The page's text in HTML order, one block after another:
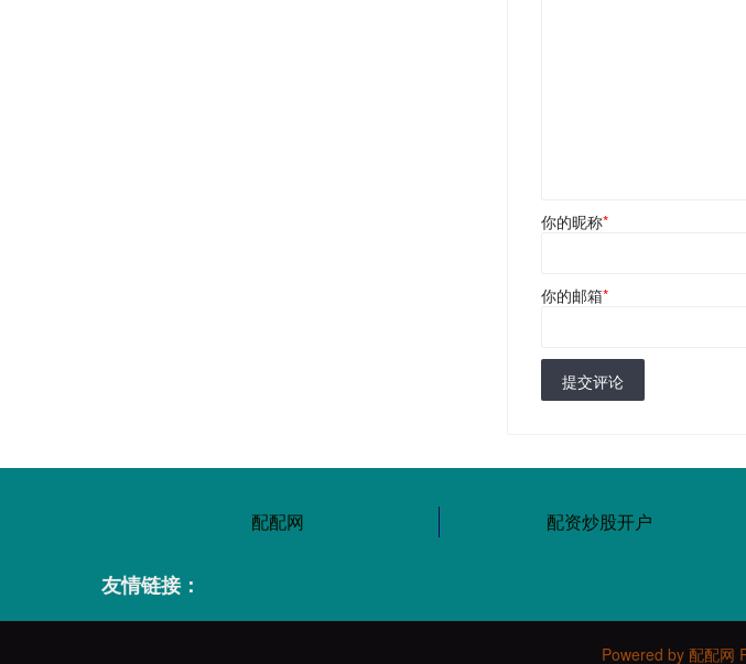
你的昵称*
你的邮箱*
提交评论
配配网 配资炒股开户
友情链接：
Powered by 配配网